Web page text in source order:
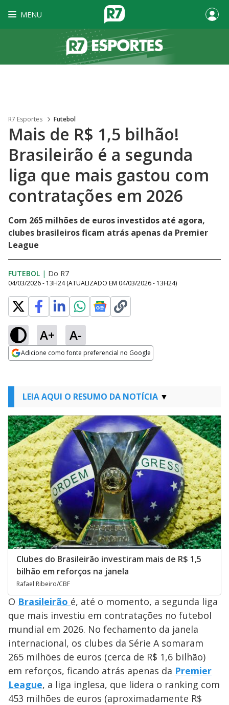
MENU
R7 Esportes Futebol
Mais de R$ 1,5 bilhão!
Brasileirão é a segunda
liga que mais gastou com
contratações em 2026
Com 265 milhões de euros investidos até agora,
clubes brasileiros ficam atrás apenas da Premier
League
FUTEBOL | Do R7
04/03/2026 - 13H24 (ATUALIZADO EM 04/03/2026 - 13H24)
A+ A-
Adicione como fonte preferencial no Google
LEIA AQUI O RESUMO DA NOTÍCIA
Clubes do Brasileirão investiram mais de R$ 1,5
bilhão em reforços na janela
Rafael Ribeiro/CBF
O Brasileirão é, até o momento, a segunda liga
que mais investiu em contratações no futebol
mundial em 2026. No fechamento da janela
internacional, os clubes da Série A somaram
265 milhões de euros (cerca de R$ 1,6 bilhão)
em reforços, ficando atrás apenas da Premier
League, a liga inglesa, que lidera o ranking com
453 milhões de euros (aproximadamente R$